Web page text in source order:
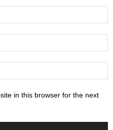
in this browser for the next